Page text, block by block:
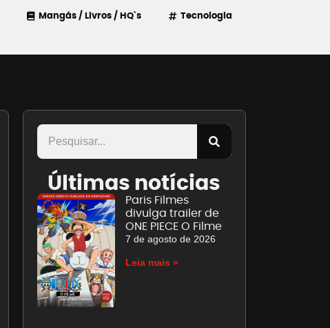
Mangás / Livros / HQ`s Tecnologia
Últimas notícias
Paris Filmes
divulga trailer de
ONE PIECE O Filme
7 de agosto de 2026
Leia mais »